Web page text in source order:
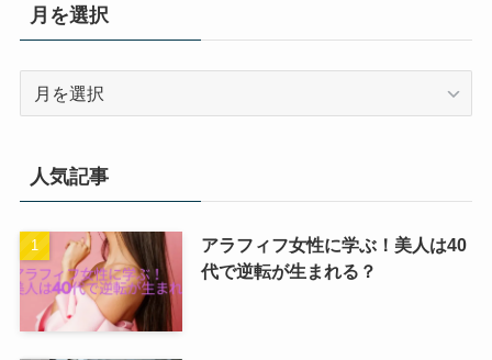
ー
月を選択
人気記事
アラフィフ女性に学ぶ！美人は40
代で逆転が生まれる？